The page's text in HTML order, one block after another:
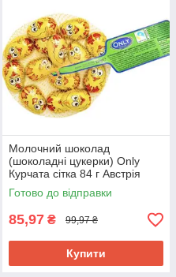
Молочний шоколад
(шоколадні цукерки) Only
Курчата сітка 84 г Австрія
Готово до відправки
85,97 ₴ 99,97 ₴
Купити